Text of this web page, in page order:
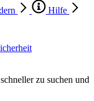
Hilfe
zu suchen und